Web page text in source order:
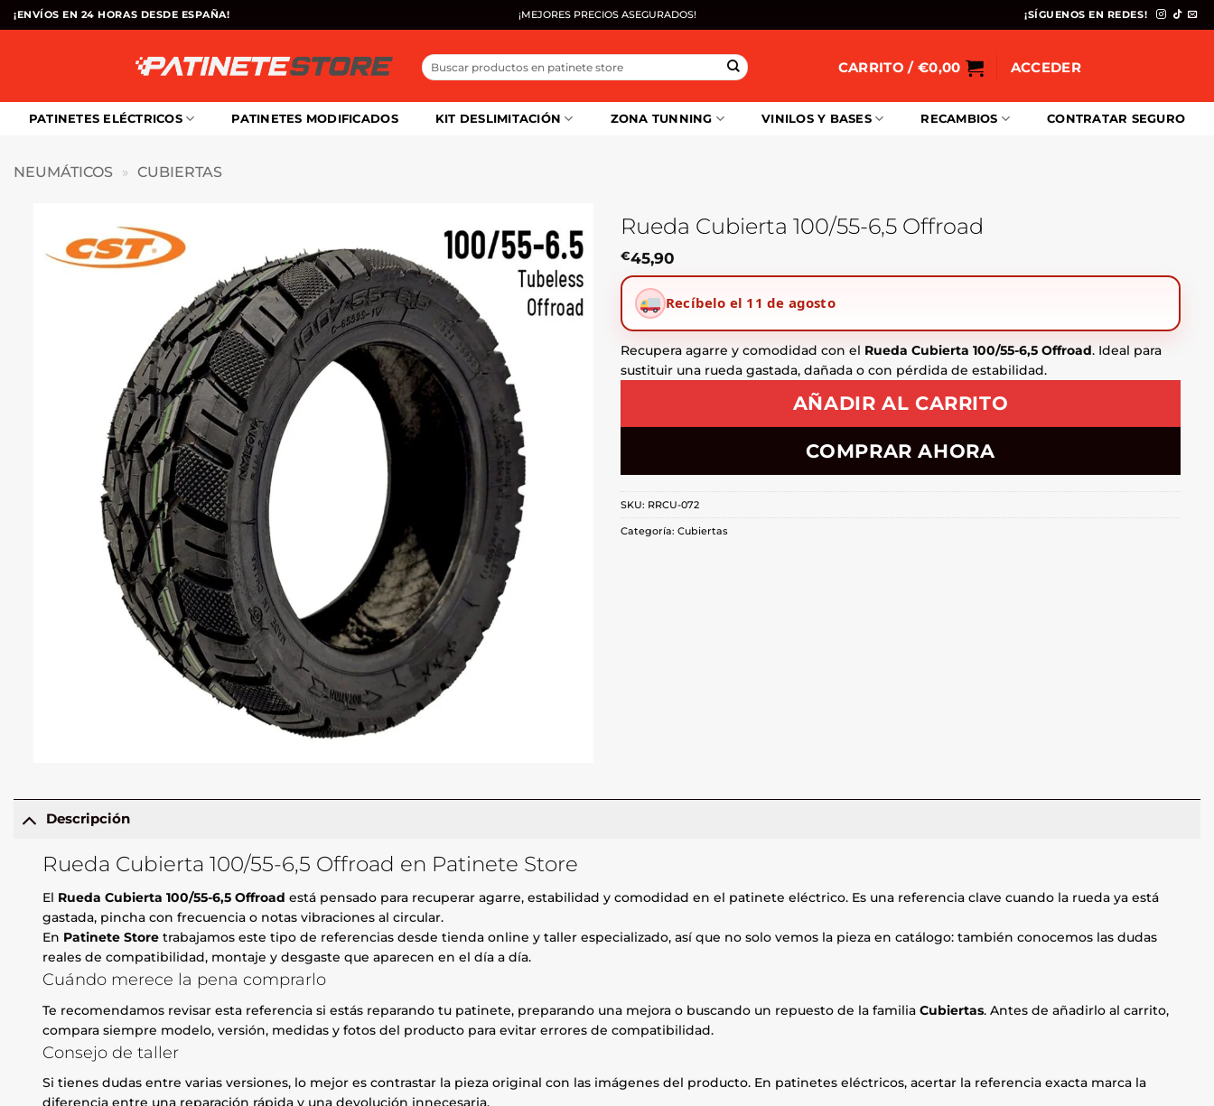
Saltar
al
¡ENVÍOS EN 24 HORAS DESDE ESPAÑA! ¡MEJORES PRECIOS ASEGURADOS! ¡SÍGUENOS EN REDES!
Buscar
por:
CARRITO / €0,00 ACCEDER
PATINETES ELÉCTRICOS PATINETES MODIFICADOS KIT DESLIMITACIÓN ZONA TUNNING VINILOS Y BASES RECAMBIOS CONTRATAR SEGURO
NEUMÁTICOS » CUBIERTAS
Rueda Cubierta 100/55-6,5 Offroad
€45,90
Recíbelo el 11 de agosto
Recupera agarre y comodidad con el Rueda Cubierta 100/55-6,5 Offroad. Ideal para
sustituir una rueda gastada, dañada o con pérdida de estabilidad.
AÑADIR AL CARRITO
COMPRAR AHORA
SKU: RRCU-072
Categoría: Cubiertas
Descripción
Rueda Cubierta 100/55-6,5 Offroad en Patinete Store
El Rueda Cubierta 100/55-6,5 Offroad está pensado para recuperar agarre, estabilidad y comodidad en el patinete eléctrico. Es una referencia clave cuando la rueda ya está
gastada, pincha con frecuencia o notas vibraciones al circular.
En Patinete Store trabajamos este tipo de referencias desde tienda online y taller especializado, así que no solo vemos la pieza en catálogo: también conocemos las dudas
reales de compatibilidad, montaje y desgaste que aparecen en el día a día.
Cuándo merece la pena comprarlo
Te recomendamos revisar esta referencia si estás reparando tu patinete, preparando una mejora o buscando un repuesto de la familiaCubiertas. Antes de añadirlo al carrito,
compara siempre modelo, versión, medidas y fotos del producto para evitar errores de compatibilidad.
Consejo de taller
Si tienes dudas entre varias versiones, lo mejor es contrastar la pieza original con las imágenes del producto. En patinetes eléctricos, acertar la referencia exacta marca la